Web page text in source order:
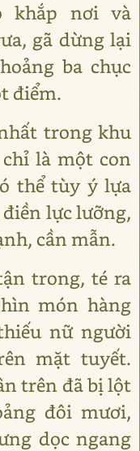
khắp nơi và
gã dừng lại
ba chục
điểm.
trong khu
là một con
thể tùy ý lựa
lực lưỡng,
cần mẫn.
trong, té ra
món hàng
nữ người
mặt tuyết.
trên đã bị lột
đôi mươi,
dọc ngang